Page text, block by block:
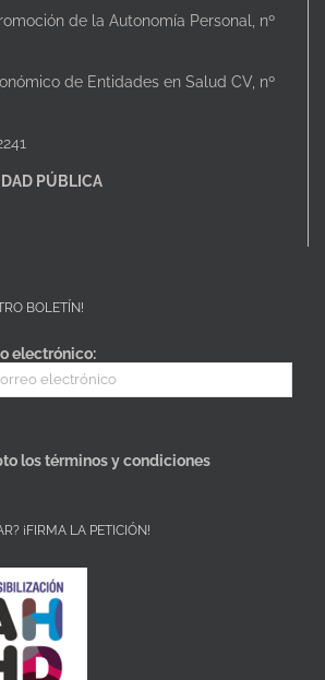
de la Autonomía Personal, nº
de Entidades en Salud CV, nº
PÚBLICA
BOLETÍN!
electrónico:
los términos y condiciones
¡FIRMA LA PETICIÓN!